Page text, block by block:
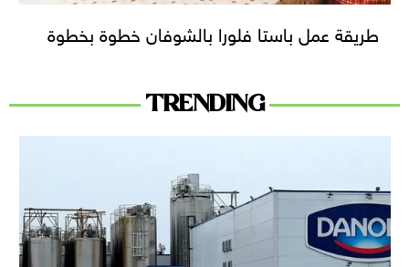
طريقة عمل باستا فلورا بالشوفان خطوة بخطوة
TRENDING